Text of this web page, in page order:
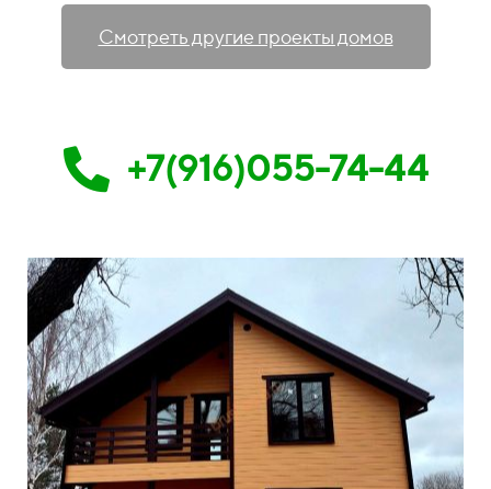
Смотреть другие проекты домов
+7(916)055-74-44